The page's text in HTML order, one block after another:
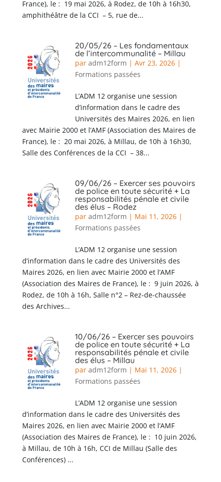
France), le : 19 mai 2026, à Rodez, de 10h à 16h30,
amphithéâtre de la CCI – 5, rue de...
20/05/26 – Les fondamentaux
de l’intercommunalité – Millau
paradm12form |Avr 23, 2026 |
Formations passées
L’ADM 12 organise une session
d’information dans le cadre des
Universités des Maires 2026, en lien
avec Mairie 2000 et l’AMF (Association des Maires de
France), le : 20 mai 2026, à Millau, de 10h à 16h30,
Salle des Conférences de la CCI – 38...
09/06/26 – Exercer ses pouvoirs
de police en toute sécurité + La
responsabilités pénale et civile
des élus – Rodez
paradm12form | Mai 11, 2026 |
Formations passées
L’ADM 12 organise une session
d’information dans le cadre des Universités des
Maires 2026, en lien avec Mairie 2000 et l’AMF
(Association des Maires de France), le : 9 juin 2026, à
Rodez, de 10h à 16h, Salle n°2 – Rez-de-chaussée
des Archives...
10/06/26 – Exercer ses pouvoirs
de police en toute sécurité + La
responsabilités pénale et civile
des élus – Millau
paradm12form | Mai 11, 2026 |
Formations passées
L’ADM 12 organise une session
d’information dans le cadre des Universités des
Maires 2026, en lien avec Mairie 2000 et l’AMF
(Association des Maires de France), le : 10 juin 2026,
à Millau, de 10h à 16h, CCI de Millau (Salle des
Conférences) ...